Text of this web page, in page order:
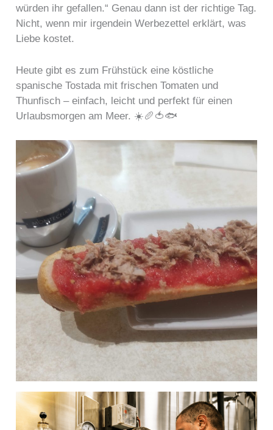
würden ihr gefallen.“ Genau dann ist der richtige Tag.
Nicht, wenn mir irgendein Werbezettel erklärt, was
Liebe kostet.
Heute gibt es zum Frühstück eine köstliche
spanische Tostada mit frischen Tomaten und
Thunfisch – einfach, leicht und perfekt für einen
Urlaubsmorgen am Meer. ☀️🥖🍅🐟